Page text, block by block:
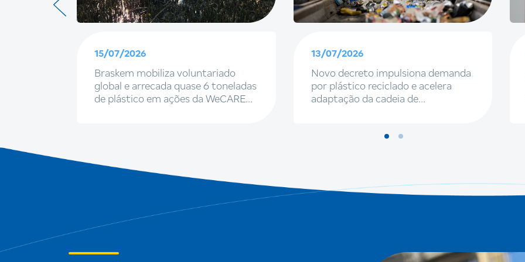
15/07/2026
Braskem mobiliza voluntariado
global e arrecada quase 6 toneladas
de plástico em ações da WeCARE
13/07/2026
Novo decreto impulsiona demanda
por plástico reciclado e acelera
adaptação da cadeia de